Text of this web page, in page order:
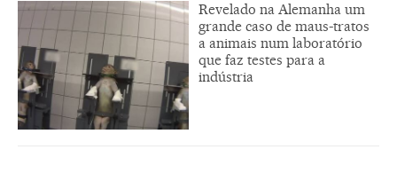
Revelado na Alemanha um
grande caso de maus-tratos
a animais num laboratório
que faz testes para a
indústria